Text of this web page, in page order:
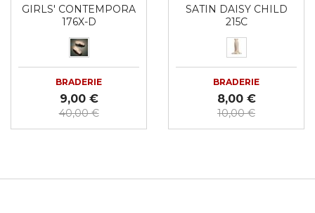
GIRLS' CONTEMPORA
176X-D
BRADERIE
9,00 €
40,00 €
SATIN DAISY CHILD
215C
BRADERIE
8,00 €
10,00 €